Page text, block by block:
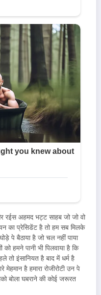
रईस अहमद भट्ट साहब जो जो वो
का प्रेसिडेंट है तो हम सब मिलके
पे बैठाया है जो चल नहीं पाया
हमने पानी भी पिलवाया है कि
तो इंसानियत है बाद में धर्म है
मेहमान है हमारा रोजीरोटी उन पे
बोला घबराने की कोई जरूरत